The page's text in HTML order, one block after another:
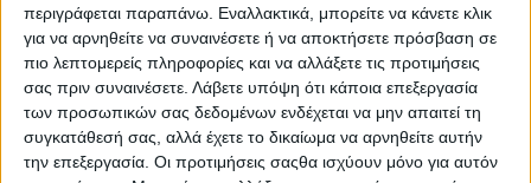
περιγράφεται παραπάνω. Εναλλακτικά, μπορείτε να κάνετε κλικ
για να αρνηθείτε να συναινέσετε ή να αποκτήσετε πρόσβαση σε
πιο λεπτομερείς πληροφορίες και να αλλάξετε τις προτιμήσεις
σας πριν συναινέσετε. Λάβετε υπόψη ότι κάποια επεξεργασία
των προσωπικών σας δεδομένων ενδέχεται να μην απαιτεί τη
συγκατάθεσή σας, αλλά έχετε το δικαίωμα να αρνηθείτε αυτήν
την επεξεργασία. Οι προτιμήσεις σαςθα ισχύουν μόνο για αυτόν
Από εδώ και πέρα επικρατεί η άποψη πως θα αρχίσει να
φαίνεται η στενότητα των ποσοτήτων όσο προχωράµε στο
νέο έτος. Αυτό φυσικά είναι στοιχείο ανόδου, ωστόσο µην
ξεχνάµε πως πλέον τα σιτάρια του Καναδά είναι διαθέσιµα
στην αγορά και πιο ανταγωνιστικά. Γι’ αυτό και η Γαλλία
έχει κάνει µια διόρθωση, επειδή δεν κάνουν νέες δουλειές
στην εξαγωγή. Το έτος θα κλείσει όπως το βλέπουµε τώρα,
λίγο υποτονικά, χωρίς ιδιαίτερη βιασύνη από τους